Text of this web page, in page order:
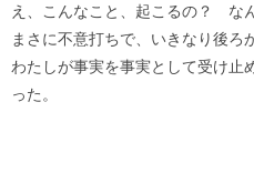
え、こんなこと、起こるの？
まさに不意打ちで、いきなり後ろ
わたしが事実を事実として受け止
った。